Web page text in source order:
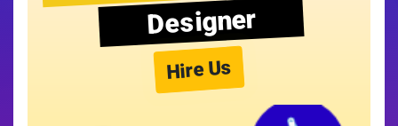
Designer
Hire Us